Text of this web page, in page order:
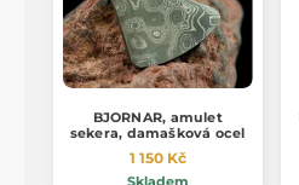
BJORNAR, amulet
sekera, damašková ocel
1 150 Kč
Skladem